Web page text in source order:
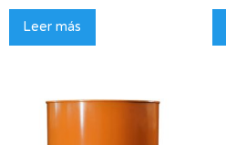
Leer más